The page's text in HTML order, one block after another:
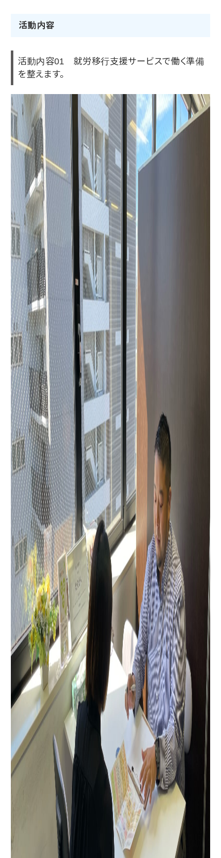
活動内容
活動内容01 就労移行支援サービスで働く準備
を整えます。